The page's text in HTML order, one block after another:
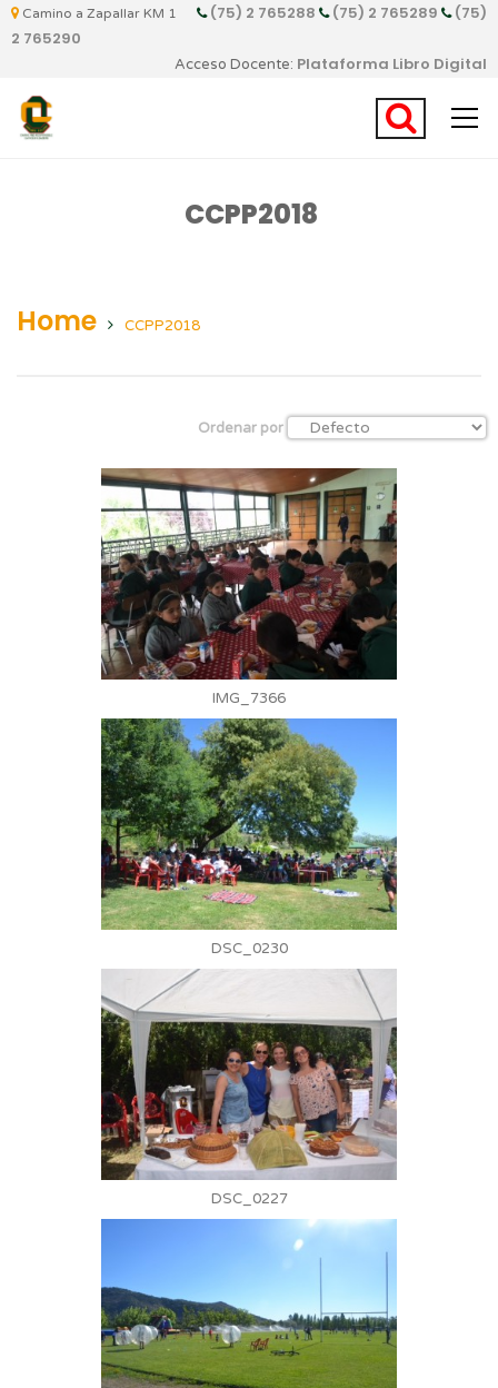
Camino a Zapallar KM 1 (75) 2 765288 (75) 2 765289
(75)
2 765290
Acceso Docente: Plataforma Libro Digital
CCPP2018
Home CCPP2018
Ordenar por
IMG_7366
DSC_0230
DSC_0227